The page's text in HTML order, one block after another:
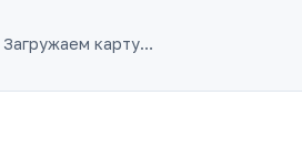
Загружаем карту…